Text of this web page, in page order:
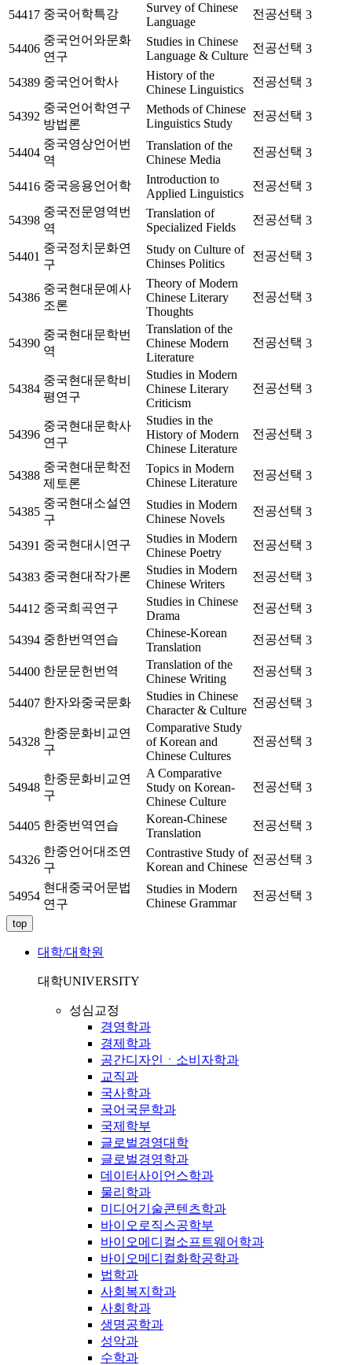
54417 중국어학특강
Survey of Chinese
Language
전공선택 3
54406
중국언어와문화
연구
Studies in Chinese
Language & Culture
전공선택 3
54389 중국언어학사
History of the
Chinese Linguistics
전공선택 3
54392
중국언어학연구
방법론
Methods of Chinese
Linguistics Study
전공선택 3
54404
중국영상언어번
역
Translation of the
Chinese Media
전공선택 3
54416 중국응용언어학
Introduction to
Applied Linguistics
전공선택 3
54398
중국전문영역번
역
Translation of
Specialized Fields
전공선택 3
54401
중국정치문화연
구
Study on Culture of
Chinses Politics
전공선택 3
54386
중국현대문예사
조론
Theory of Modern
Chinese Literary
Thoughts
전공선택 3
54390
중국현대문학번
역
Translation of the
Chinese Modern
Literature
전공선택 3
54384
중국현대문학비
평연구
Studies in Modern
Chinese Literary
Criticism
전공선택 3
54396
중국현대문학사
연구
Studies in the
History of Modern
Chinese Literature
전공선택 3
54388
중국현대문학전
제토론
Topics in Modern
Chinese Literature
전공선택 3
54385
중국현대소설연
구
Studies in Modern
Chinese Novels
전공선택 3
54391 중국현대시연구
Studies in Modern
Chinese Poetry
전공선택 3
54383 중국현대작가론
Studies in Modern
Chinese Writers
전공선택 3
54412 중국희곡연구
Studies in Chinese
Drama
전공선택 3
54394 중한번역연습
Chinese-Korean
Translation
전공선택 3
54400 한문문헌번역
Translation of the
Chinese Writing
전공선택 3
54407 한자와중국문화
Studies in Chinese
Character & Culture
전공선택 3
54328
한중문화비교연
구
Comparative Study
of Korean and
Chinese Cultures
전공선택 3
54948
한중문화비교연
구
A Comparative
Study on Korean-
Chinese Culture
전공선택 3
54405 한중번역연습
Korean-Chinese
Translation
전공선택 3
54326
한중언어대조연
구
Contrastive Study of
Korean and Chinese
전공선택 3
54954
현대중국어문법
연구
Studies in Modern
Chinese Grammar
전공선택 3
top
대학/대학원
대학UNIVERSITY
성심교정
경영학과
경제학과
공간디자인ㆍ소비자학과
교직과
국사학과
국어국문학과
국제학부
글로벌경영대학
글로벌경영학과
데이터사이언스학과
물리학과
미디어기술콘텐츠학과
바이오로직스공학부
바이오메디컬소프트웨어학과
바이오메디컬화학공학과
법학과
사회복지학과
사회학과
생명공학과
성악과
수학과